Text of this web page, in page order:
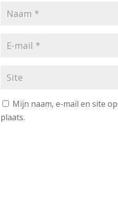
Mijn naam, e-mail en site
plaats.